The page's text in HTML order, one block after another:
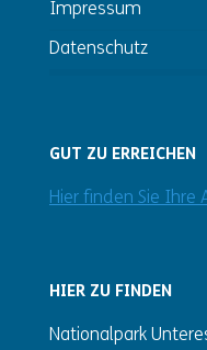
Impressum
Datenschutz
GUT ZU ERREICHEN
Hier finden Sie Ihre
HIER ZU FINDEN
Nationalpark